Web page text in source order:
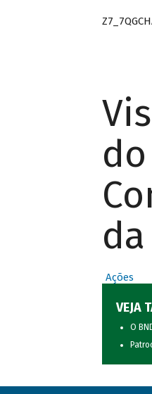
do
Ações
VEJA
O